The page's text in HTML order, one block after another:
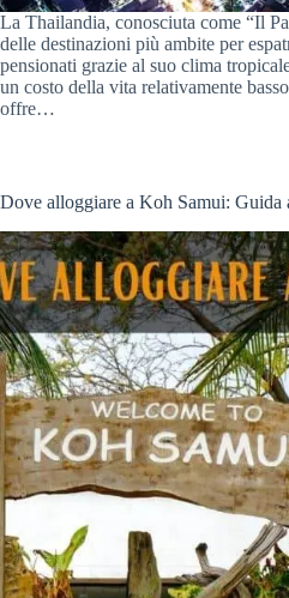
La Thailandia, conosciuta come “Il
delle destinazioni più ambite per
pensionati grazie al suo clima
un costo della vita relativamente
offre…
Dove alloggiare a Koh Samui: